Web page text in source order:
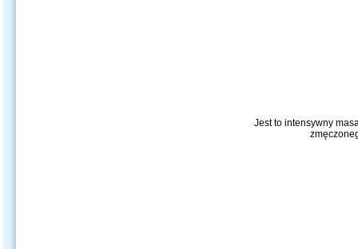
Jest to intensywny